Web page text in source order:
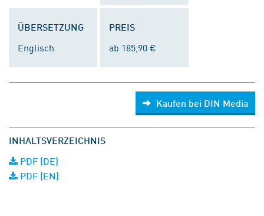
ÜBERSETZUNG
Englisch
PREIS
ab 185,90 €
Kaufen bei DIN Media
INHALTSVERZEICHNIS
PDF (DE)
PDF (EN)